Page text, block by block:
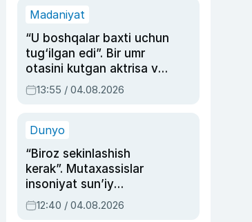
Madaniyat
“U boshqalar baxti uchun
tug‘ilgan edi”. Bir umr
otasini kutgan aktrisa va
dublyaj ustasi Rimma
Ahmedovaning
13:55 / 04.08.2026
Dunyo
“Biroz sekinlashish
kerak”. Mutaxassislar
insoniyat sun’iy
intellektni boshqara
olmay qolishidan xavotir
12:40 / 04.08.2026